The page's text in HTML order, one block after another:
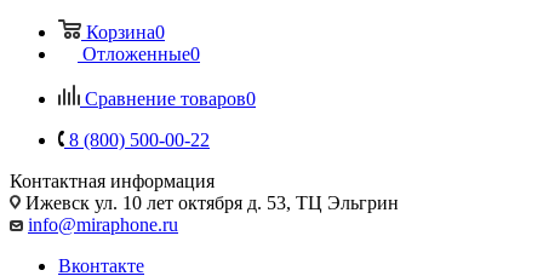
Корзина0
Отложенные0
Сравнение товаров0
8 (800) 500-00-22
Контактная информация
Ижевск ул. 10 лет октября д. 53, ТЦ Эльгрин
info@miraphone.ru
Вконтакте